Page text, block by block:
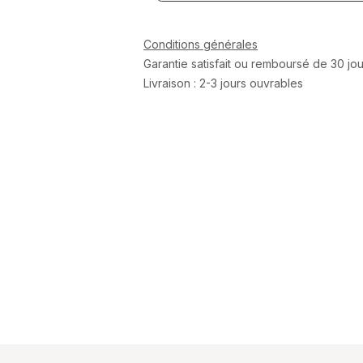
Conditions générales
Garantie satisfait ou remboursé de 30
Livraison : 2-3 jours ouvrables